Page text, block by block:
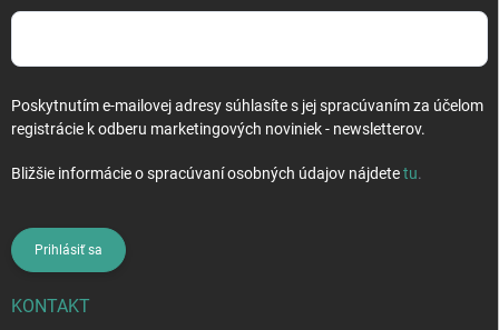
Poskytnutím e-mailovej adresy súhlasíte s jej spracúvaním za účelom
registrácie k odberu marketingových noviniek - newsletterov.
Bližšie informácie o spracúvaní osobných údajov nájdetetu.
Prihlásiť sa
KONTAKT